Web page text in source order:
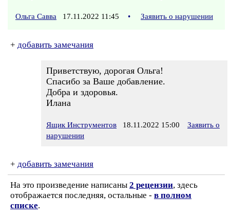
Ольга Савва 17.11.2022 11:45 • Заявить о нарушении
+ добавить замечания
Приветствую, дорогая Ольга!
Спасибо за Ваше добавление.
Добра и здоровья.
Илана
Ящик Инструментов 18.11.2022 15:00
Заявить о
нарушении
+ добавить замечания
На это произведение написаны 2 рецензии, здесь
отображается последняя, остальные - в полном
списке.